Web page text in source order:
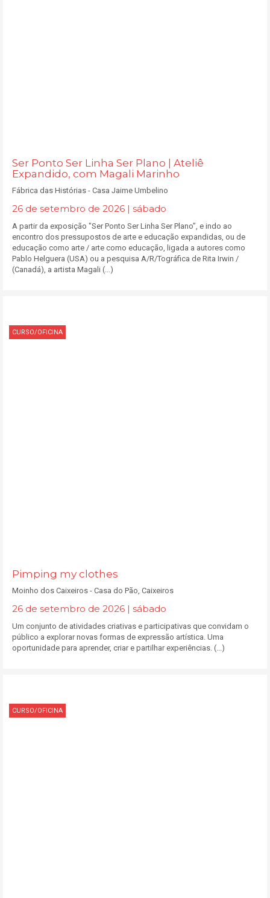
Ser Ponto Ser Linha Ser Plano | Ateliê
Expandido, com Magali Marinho
Fábrica das Histórias - Casa Jaime Umbelino
26 de setembro de 2026 | sábado
A partir da exposição "Ser Ponto Ser Linha Ser Plano”, e indo ao
encontro dos pressupostos de arte e educação expandidas, ou de
educação como arte / arte como educação, ligada a autores como
Pablo Helguera (USA) ou a pesquisa A/R/Tográfica de Rita Irwin /
(Canadá), a artista Magali (...)
CURSO/OFICINA
Pimping my clothes
Moinho dos Caixeiros - Casa do Pão, Caixeiros
26 de setembro de 2026 | sábado
Um conjunto de atividades criativas e participativas que convidam o
público a explorar novas formas de expressão artística. Uma
oportunidade para aprender, criar e partilhar experiências. (...)
CURSO/OFICINA